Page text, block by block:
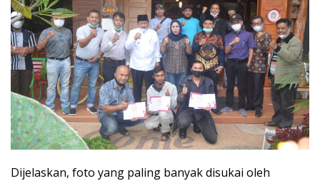
Dijelaskan, foto yang paling banyak disukai oleh